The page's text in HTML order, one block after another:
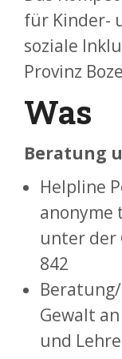
für Kinder-
soziale
Provinz
Was
Beratung
Helpline
anonyme
unter der
842
Gewalt
und